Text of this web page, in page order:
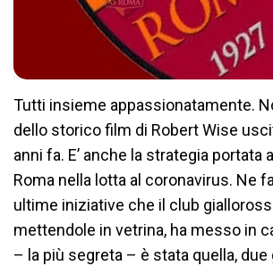
Tutti insieme appassionatamente.
dello storico film di Robert Wise
anni fa. E’ anche la strategia portata
Roma nella lotta al coronavirus. Ne
ultime iniziative che il club
mettendole in vetrina, ha messo in
– la più segreta – è stata quella, due